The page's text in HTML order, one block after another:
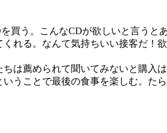
買う。こんなCDが欲しいと言う
れる。なんて気持ちいい接客だ
は薦められて聞いてみないと購入
うことで最後の食事を楽しむ。たら